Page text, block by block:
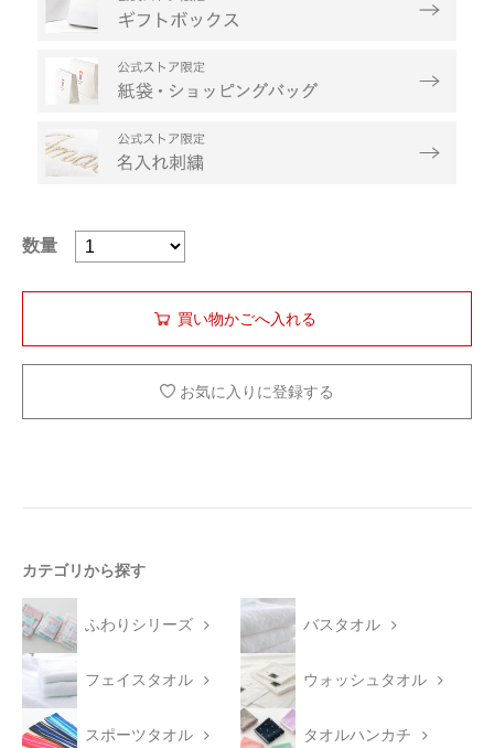
数量
お気に入りに登録する
カテゴリから探す
ふわりシリーズ バスタオル
フェイスタオル ウォッシュタオル
スポーツタオル タオルハンカチ